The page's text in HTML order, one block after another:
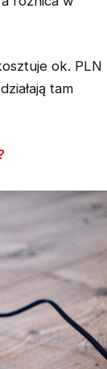
ok. PLN
tam